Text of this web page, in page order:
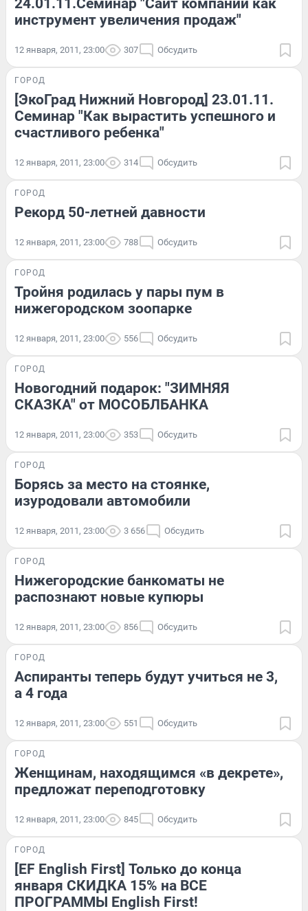
инструмент увеличения продаж"
12 января, 2011, 23:00 307 Обсудить
ГОРОД
[ЭкоГрад Нижний Новгород] 23.01.11.
Семинар "Как вырастить успешного и
счастливого ребенка"
12 января, 2011, 23:00 314 Обсудить
ГОРОД
Рекорд 50-летней давности
12 января, 2011, 23:00 788 Обсудить
ГОРОД
Тройня родилась у пары пум в
нижегородском зоопарке
12 января, 2011, 23:00 556 Обсудить
ГОРОД
Новогодний подарок: "ЗИМНЯЯ
СКАЗКА" от МОСОБЛБАНКА
12 января, 2011, 23:00 353 Обсудить
ГОРОД
Борясь за место на стоянке,
изуродовали автомобили
12 января, 2011, 23:00 3 656 Обсудить
ГОРОД
Нижегородские банкоматы не
распознают новые купюры
12 января, 2011, 23:00 856 Обсудить
ГОРОД
Аспиранты теперь будут учиться не 3,
а 4 года
12 января, 2011, 23:00 551 Обсудить
ГОРОД
Женщинам, находящимся «в декрете»,
предложат переподготовку
12 января, 2011, 23:00 845 Обсудить
ГОРОД
[EF English First] Только до конца
января СКИДКА 15% на ВСЕ
ПРОГРАММЫ English First!